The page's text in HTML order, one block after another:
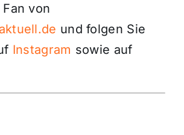
von
und folgen Sie
Instagram sowie auf